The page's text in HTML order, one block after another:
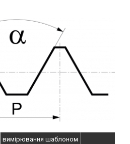
вимірювання шаблоном